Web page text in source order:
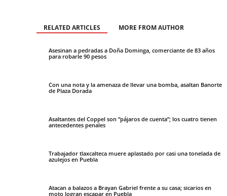
RELATED ARTICLES MORE FROM AUTHOR
Asesinan a pedradas a Doña Dominga, comerciante de 83 años
para robarle 90 pesos
Con una nota y la amenaza de llevar una bomba, asaltan Banorte
de Plaza Dorada
Asaltantes del Coppel son “pájaros de cuenta”; los cuatro tienen
antecedentes penales
Trabajador tlaxcalteca muere aplastado por casi una tonelada de
azulejos en Puebla
Atacan a balazos a Brayan Gabriel frente a su casa; sicarios en
moto logran escapar en Puebla